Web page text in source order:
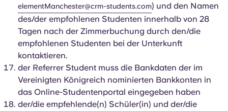
elementManchester@crm-students.com) und den Namen
des/der empfohlenen Studenten innerhalb von 28
Tagen nach der Zimmerbuchung durch den/die
empfohlenen Studenten bei der Unterkunft
kontaktieren.
der Referrer Student muss die Bankdaten der im
Vereinigten Königreich nominierten Bankkonten in
das Online-Studentenportal eingegeben haben
der/die empfehlende(n) Schüler(in) und der/die